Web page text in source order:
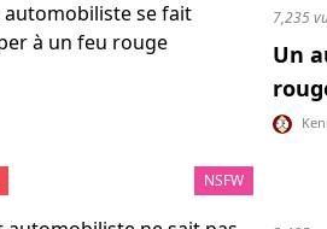
NSFW
7,235
Un